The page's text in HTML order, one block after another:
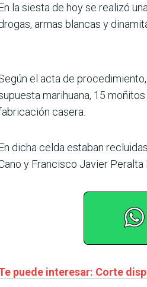
la siesta de hoy se realizó
armas blancas y
el acta de
marihuana, 15
casera.
dicha celda estaban
y Francisco Javier Peralta
puede interesar: Corte